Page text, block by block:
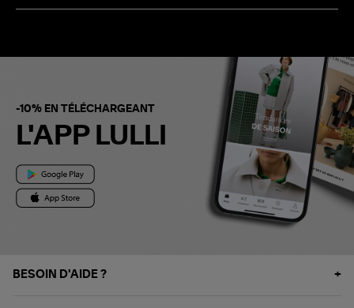
-10% EN TÉLÉCHARGEANT
L'APP LULLI
BESOIN D'AIDE ?